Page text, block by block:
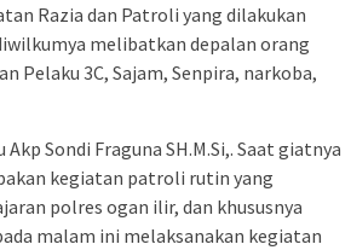
Razia dan Patroli yang dilakukan
melibatkan depalan orang
Pelaku 3C, Sajam, Senpira, narkoba,
Sondi Fraguna SH.M.Si,. Saat giatnya
kegiatan patroli rutin yang
polres ogan ilir, dan khususnya
malam ini melaksanakan kegiatan